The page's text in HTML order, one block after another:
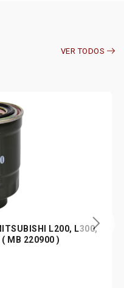
VER TODOS
L200, L300,
( MB 220900 )